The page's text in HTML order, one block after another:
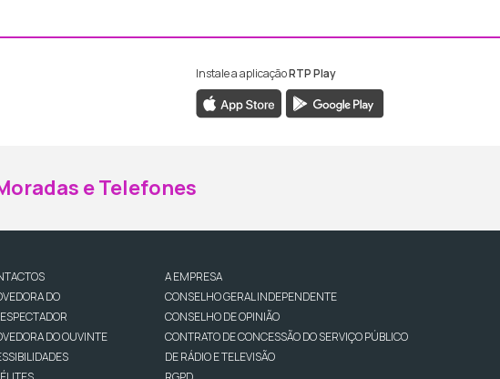
ao Facebook da RTP Madeira
ao Instagram da RTP Madeira
Instale a aplicaçãoRTP Play
e Telefones
DO
DO OUVINTE
A EMPRESA
CONSELHO GERAL INDEPENDENTE
CONSELHO DE OPINIÃO
CONTRATO DE CONCESSÃO DO SERVIÇO PÚBLICO
DE RÁDIO E TELEVISÃO